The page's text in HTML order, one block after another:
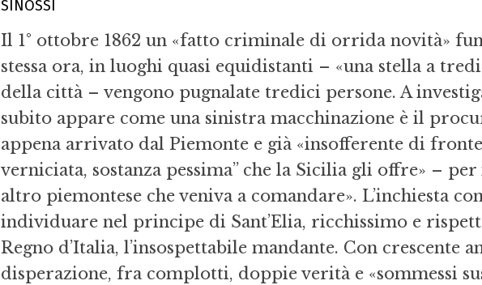
SINOSSI
Il 1° ottobre 1862 un «fatto criminale di orrida novità»
stessa ora, in luoghi quasi equidistanti – «una stella a
della città – vengono pugnalate tredici persone. A
subito appare come una sinistra macchinazione è il
appena arrivato dal Piemonte e già «insofferente di
verniciata, sostanza pessima” che la Sicilia gli offre» –
altro piemontese che veniva a comandare». L’inchiesta
individuare nel principe di Sant’Elia, ricchissimo e
Regno d’Italia, l’insospettabile mandante. Con crescente
disperazione, fra complotti, doppie verità e «sommessi